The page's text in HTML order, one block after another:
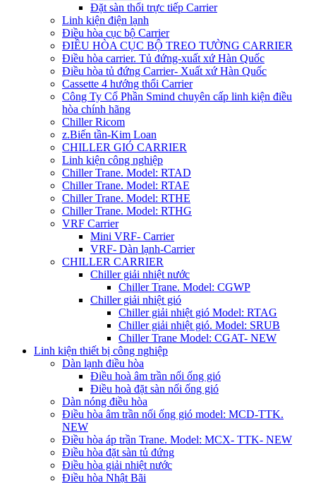
Đặt sàn thổi trực tiếp Carrier
Linh kiện điện lạnh
Điều hòa cục bộ Carrier
ĐIỀU HÒA CỤC BỘ TREO TƯỜNG CARRIER
Điều hòa carrier. Tủ đứng-xuất xứ Hàn Quốc
Điều hòa tủ đứng Carrier- Xuất xứ Hàn Quốc
Cassette 4 hướng thổi Carrier
Công Ty Cổ Phần Smind chuyên cấp linh kiện điều
hòa chính hãng
Chiller Ricom
z.Biến tần-Kim Loan
CHILLER GIÓ CARRIER
Linh kiện công nghiệp
Chiller Trane. Model: RTAD
Chiller Trane. Model: RTAE
Chiller Trane. Model: RTHE
Chiller Trane. Model: RTHG
VRF Carrier
Mini VRF- Carrier
VRF- Dàn lạnh-Carrier
CHILLER CARRIER
Chiller giải nhiệt nước
Chiller Trane. Model: CGWP
Chiller giải nhiệt gió
Chiller giải nhiệt gió Model: RTAG
Chiller giải nhiệt gió. Model: SRUB
Chiller Trane Model: CGAT- NEW
Linh kiện thiết bị công nghiệp
Dàn lạnh điều hòa
Điều hoà âm trần nối ống gió
Điều hoà đặt sàn nối ống gió
Dàn nóng điều hòa
Điều hòa âm trần nối ống gió model: MCD-TTK.
NEW
Điều hòa áp trần Trane. Model: MCX- TTK- NEW
Điều hòa đặt sàn tủ đứng
Điều hòa giải nhiệt nước
Điều hòa Nhật Bãi